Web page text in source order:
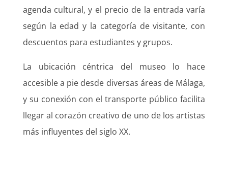
agenda cultural, y el precio de la entrada varía
según la edad y la categoría de visitante, con
descuentos para estudiantes y grupos.
La ubicación céntrica del museo lo hace
accesible a pie desde diversas áreas de Málaga,
y su conexión con el transporte público facilita
llegar al corazón creativo de uno de los artistas
más influyentes del siglo XX.